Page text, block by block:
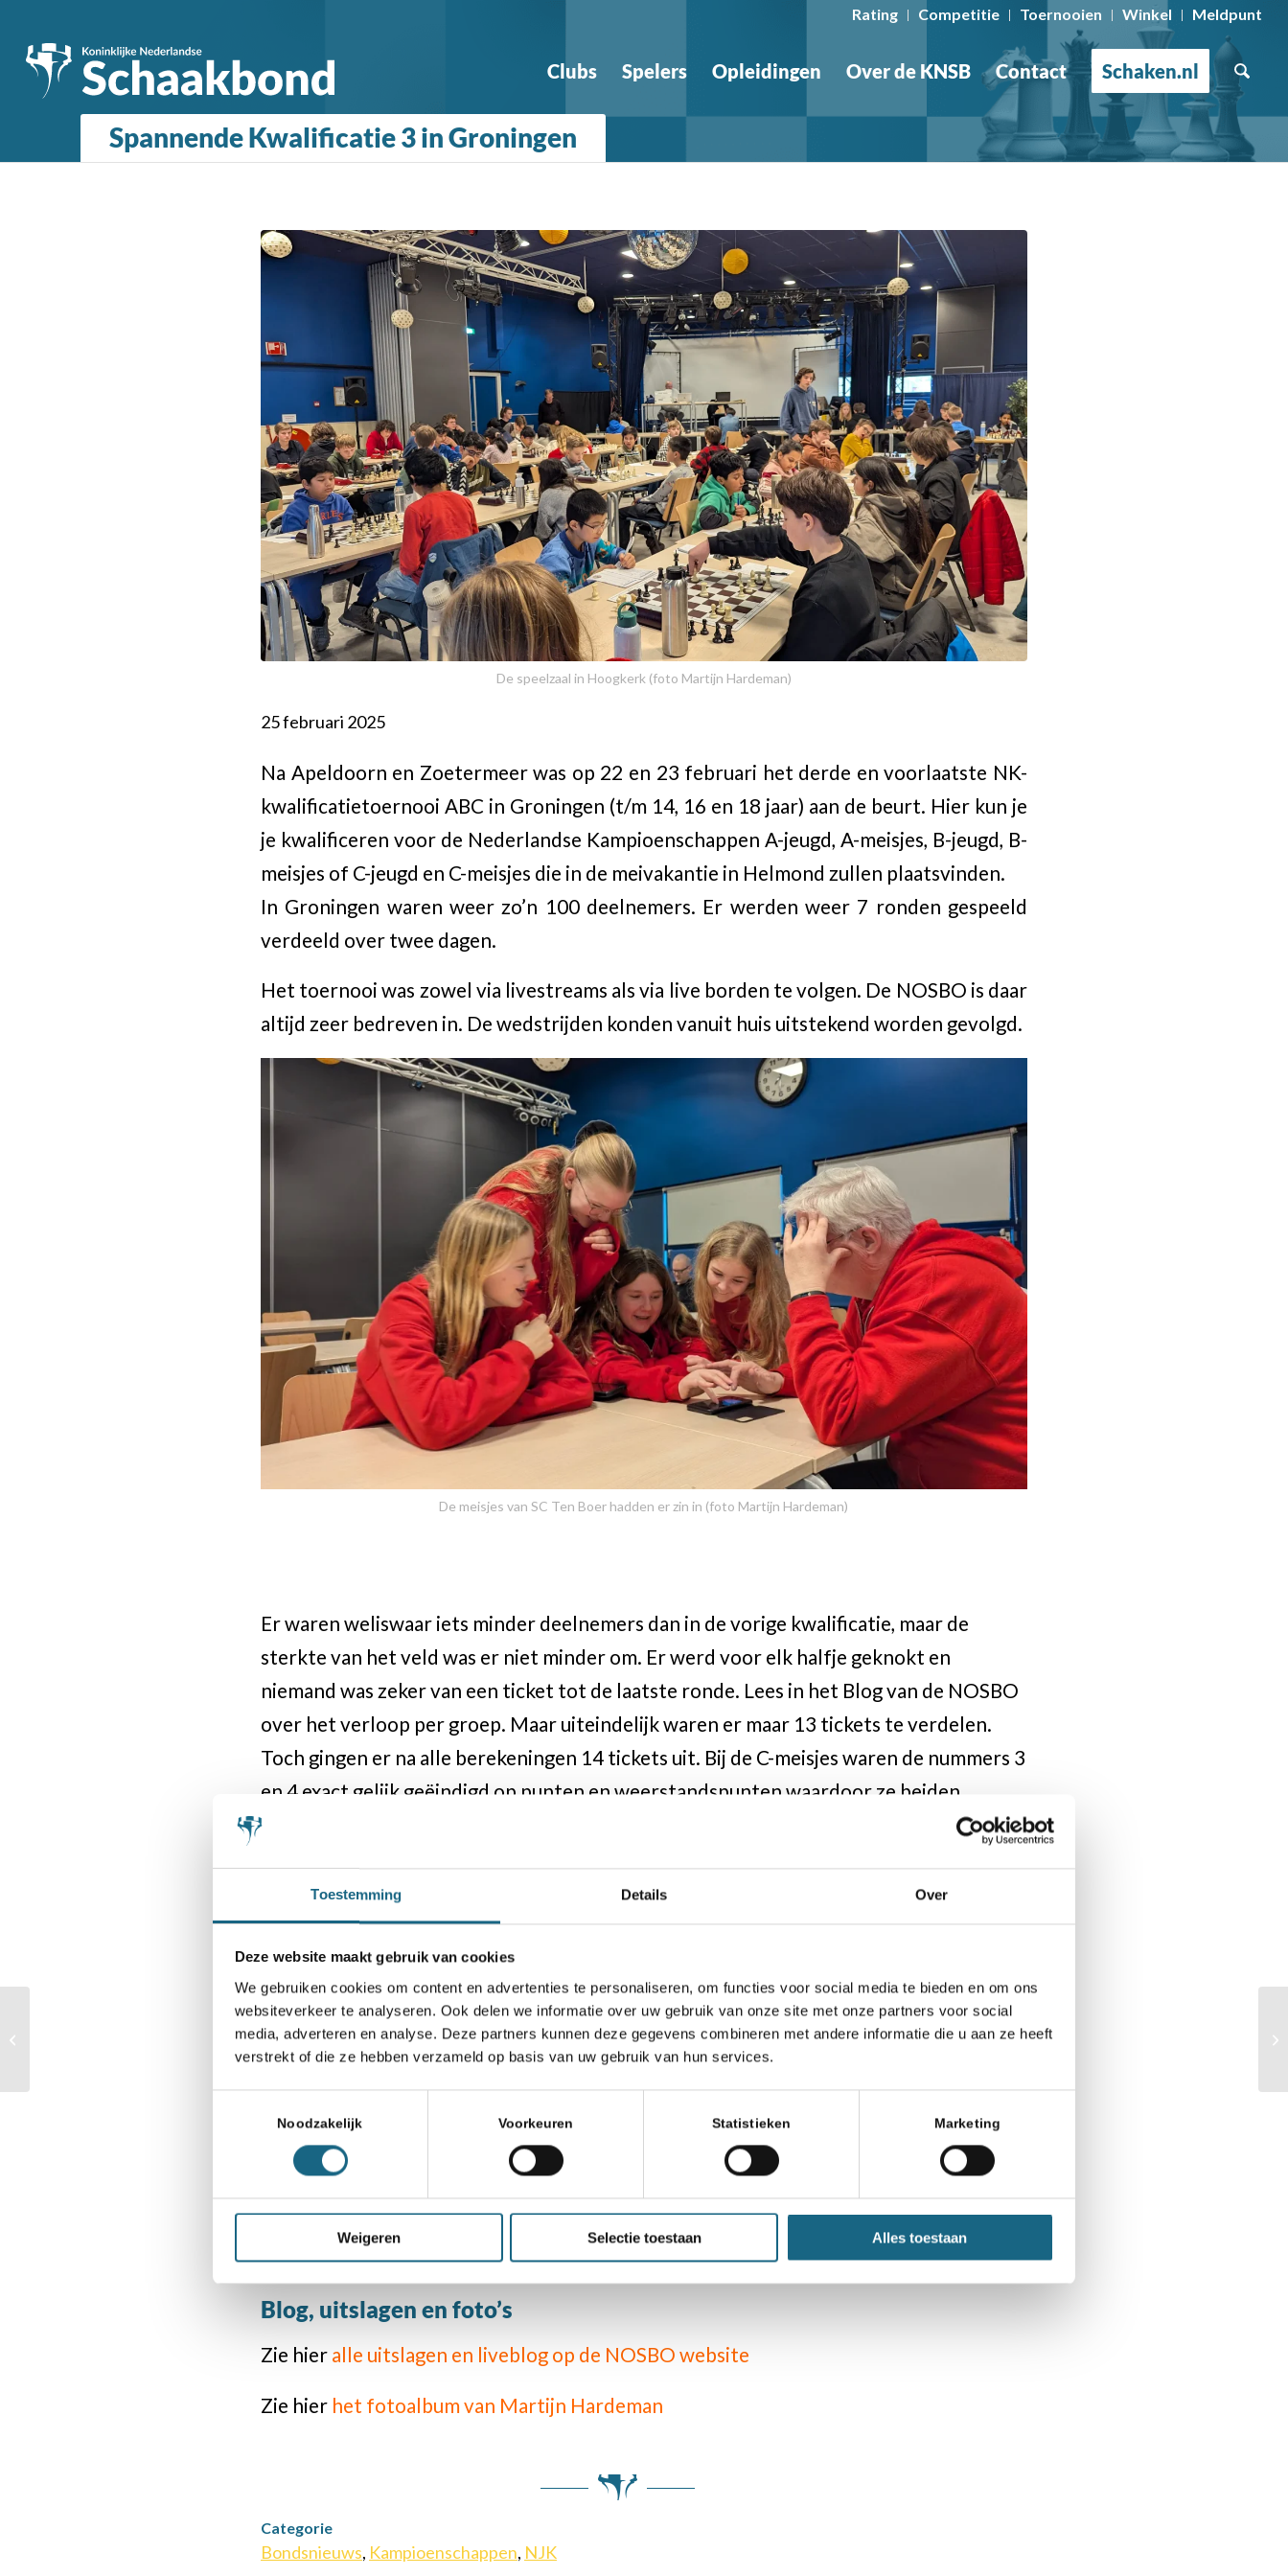
Toestemming Details Over
Deze website maakt gebruik van cookies
We gebruiken cookies om content en advertenties te personaliseren, om functies voor social media te bieden en om ons
websiteverkeer te analyseren. Ook delen we informatie over uw gebruik van onze site met onze partners voor social
media, adverteren en analyse. Deze partners kunnen deze gegevens combineren met andere informatie die u aan ze heeft
verstrekt of die ze hebben verzameld op basis van uw gebruik van hun services.
Noodzakelijk Voorkeuren Statistieken Marketing
Weigeren Selectie toestaan Alles toestaan
Rating Competitie Toernooien Winkel Meldpunt
Clubs Spelers Opleidingen Over de KNSB Contact Schaken.nl
Spannende Kwalificatie 3 in Groningen
De speelzaal in Hoogkerk (foto Martijn Hardeman)
25 februari 2025
Na Apeldoorn en Zoetermeer was op 22 en 23 februari het derde en voorlaatste NK-
kwalificatietoernooi ABC in Groningen (t/m 14, 16 en 18 jaar) aan de beurt. Hier kun je
je kwalificeren voor de Nederlandse Kampioenschappen A-jeugd, A-meisjes, B-jeugd, B-
meisjes of C-jeugd en C-meisjes die in de meivakantie in Helmond zullen plaatsvinden.
In Groningen waren weer zo’n 100 deelnemers. Er werden weer 7 ronden gespeeld
verdeeld over twee dagen.
Het toernooi was zowel via livestreams als via live borden te volgen. De NOSBO is daar
altijd zeer bedreven in. De wedstrijden konden vanuit huis uitstekend worden gevolgd.
De meisjes van SC Ten Boer hadden er zin in (foto Martijn Hardeman)
Er waren weliswaar iets minder deelnemers dan in de vorige kwalificatie, maar de
sterkte van het veld was er niet minder om. Er werd voor elk halfje geknokt en
niemand was zeker van een ticket tot de laatste ronde. Lees in het Blog van de NOSBO
over het verloop per groep. Maar uiteindelijk waren er maar 13 tickets te verdelen.
Toch gingen er na alle berekeningen 14 tickets uit. Bij de C-meisjes waren de nummers 3
en 4 exact gelijk geëindigd op punten en weerstandspunten waardoor ze beiden
geplaatst zijn.
Gewonnen NK-Tickets
A-Meisjes: Katja Tangarife Ramirez, Azra Yildirim
B-Jeugd: Mees van Batenburg, Philippe Krylov, Sven Winter
B-Meisjes: Jinchen Zhang, Lenthe Rutten
C-Jeugd: Akshaj Katpatal, Dhanesh Bajnath, Ahmet Naim Ozbek
Laatste kwalificatie
De laatste kwalificatie is op 15 en 16 maart in Utrecht. Zie hier vooralle informatie en
aanmelding.
Blog, uitslagen en foto’s
Zie hier alle uitslagen en liveblog op de NOSBO website
Zie hier het fotoalbum van Martijn Hardeman
Categorie
Bondsnieuws, Kampioenschappen, NJK